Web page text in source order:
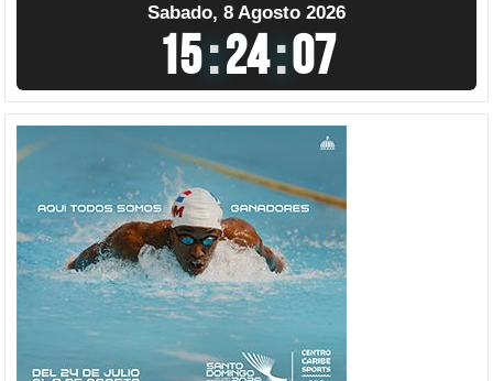
Sabado, 8 Agosto 2026
15:24:08